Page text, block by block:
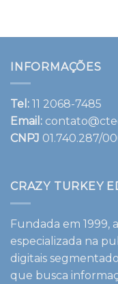
INFORMAÇÕES
Tel: 11 2068-7485
Email:
CNPJ 01.740.287/
CRAZY TURKEY
Fundada em 1999,
especializada na
digitais
que busca